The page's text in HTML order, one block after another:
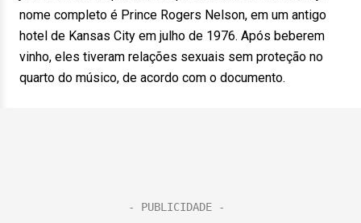
nome completo é Prince Rogers Nelson, em um antigo
hotel de Kansas City em julho de 1976. Após beberem
vinho, eles tiveram relações sexuais sem proteção no
quarto do músico, de acordo com o documento.